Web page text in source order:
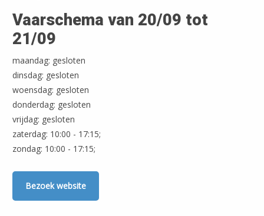
Vaarschema van 20/09 tot
21/09
maandag: gesloten
dinsdag: gesloten
woensdag: gesloten
donderdag: gesloten
vrijdag: gesloten
zaterdag: 10:00 - 17:15;
zondag: 10:00 - 17:15;
Bezoek website